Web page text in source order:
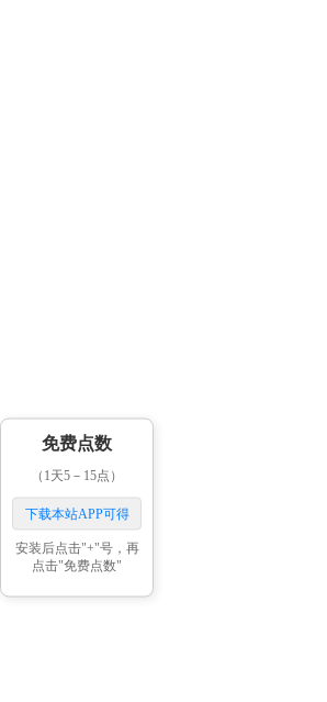
免费点数
（1天5－15点）
下载本站APP可得
安装后点击"+"号，再
点击"免费点数"